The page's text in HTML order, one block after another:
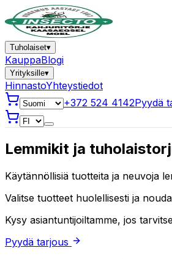
Tuholaiset▾
KauppaBlogi
Yrityksille▾
HinnastoYhteystiedot
+372 524 4142Pyydä
Lemmikit ja
Käytännöllisiä tuotteita ja neuvoja
Valitse tuotteet huolellisesti ja
Kysy asiantuntijoiltamme, jos
Pyydä tarjous